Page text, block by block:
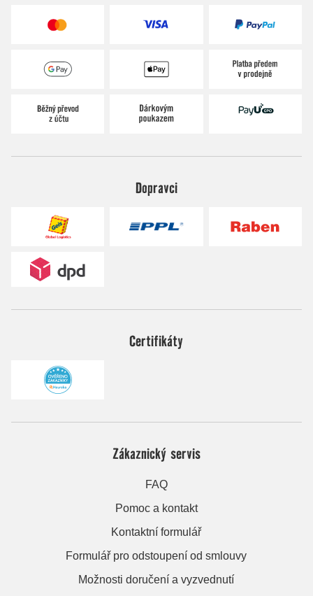
Dopravci
Certifikáty
Zákaznický servis
FAQ
Pomoc a kontakt
Kontaktní formulář
Formulář pro odstoupení od smlouvy
Možnosti doručení a vyzvednutí